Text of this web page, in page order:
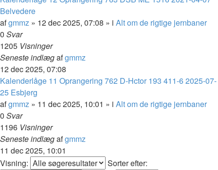
Belvedere
afgmmz » 12 dec 2025, 07:08 » i Alt om de rigtige jernbaner
0 Svar
1205 Visninger
Seneste indlægafgmmz
12 dec 2025, 07:08
Kalenderlåge 11 Oprangering 762 D-Hctor 193 411-6 2025-07-
25 Esbjerg
afgmmz » 11 dec 2025, 10:01 » i Alt om de rigtige jernbaner
0 Svar
1196 Visninger
Seneste indlægafgmmz
11 dec 2025, 10:01
Visning:
Sorter efter: